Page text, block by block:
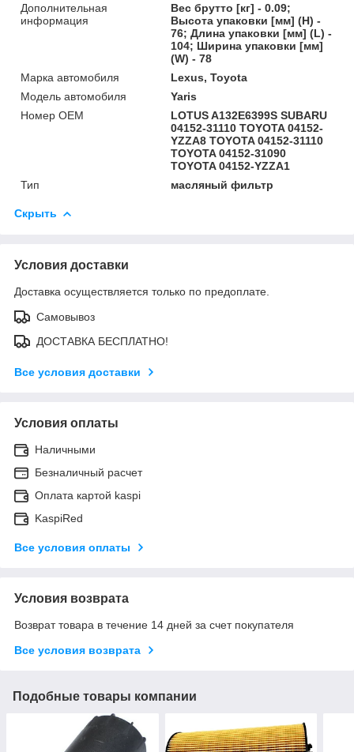
Дополнительная
информация
Вес брутто [кг] - 0.09;
Высота упаковки [мм] (H) -
76; Длина упаковки [мм] (L) -
104; Ширина упаковки [мм]
(W) - 78
Марка автомобиля
Lexus, Toyota
Модель автомобиля
Yaris
Номер OEM
LOTUS A132E6399S SUBARU
04152-31110 TOYOTA 04152-
YZZA8 TOYOTA 04152-31110
TOYOTA 04152-31090
TOYOTA 04152-YZZA1
Тип
масляный фильтр
Скрыть
Условия доставки
Доставка осуществляется только по предоплате.
Самовывоз
ДОСТАВКА БЕСПЛАТНО!
Все условия доставки
Условия оплаты
Наличными
Безналичный расчет
Оплата картой kaspi
KaspiRed
Все условия оплаты
Условия возврата
Возврат товара в течение 14 дней за счет покупателя
Все условия возврата
Подобные товары компании